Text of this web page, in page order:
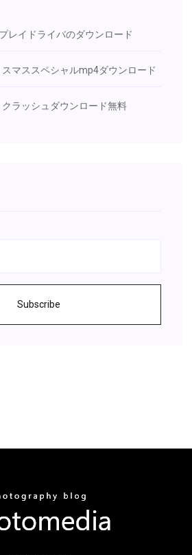
レイドライバのダウンロード
マススペシャルm​​p4ダウンロード
ラッシュダウンロード無料
Subscribe